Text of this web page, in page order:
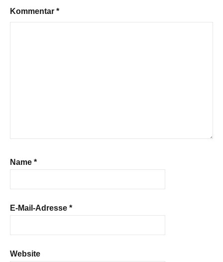
Kommentar *
Name *
E-Mail-Adresse *
Website